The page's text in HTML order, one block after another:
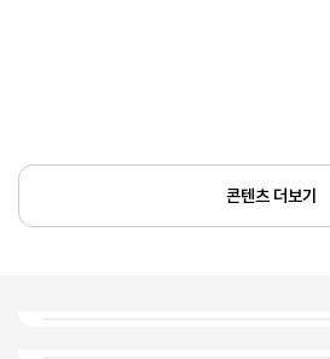
콘텐츠 더보기